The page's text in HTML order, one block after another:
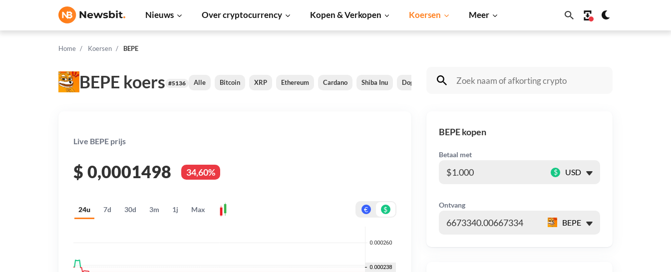
Nieuws Over cryptocurrency Kopen & Verkopen Koersen Meer
Home Koersen BEPE
BEPE koers #5136 Alle Bitcoin XRP Ethereum Cardano Shiba Inu Dogecoin Solana BNB
Live BEPE prijs
$ 0,0001498 34,60%
24u 7d 30d 3m 1j Max € $
BEPE kopen
Betaal met
$
Ontvang